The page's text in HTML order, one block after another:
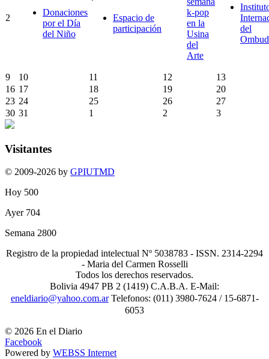
2
Donaciones
por el Día
del Niño
Espacio de
participación
k-pop
en la
Usina
del
Arte
del
9 10 11 12
13
16 17 18 19
20
23 24 25 26
27
30 31 1 2 3
Visitantes
© 2009-2026 by GPIUTMD
Hoy 500
Ayer 704
Semana 2800
Registro de la propiedad intelectual Nº 5038783 - ISSN. 2314-2294
- Maria del Carmen Rosselli
Todos los derechos reservados.
Bolivia 4947 PB 2 (1419) C.A.B.A. E-Mail:
eneldiario@yahoo.com.arTelefonos: (011) 3980-7624 / 15-6871-
6053
© 2026 En el Diario
Facebook
Powered by WEBSS Internet